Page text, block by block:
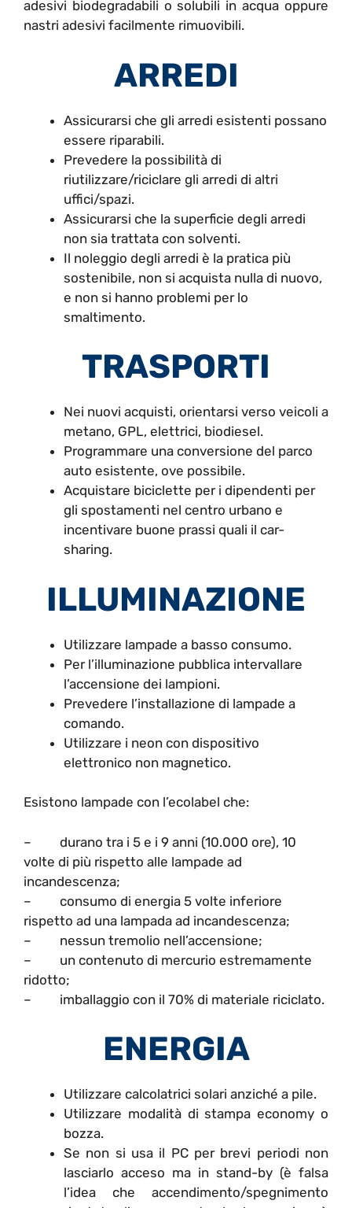
adesivi biodegradabili o solubili in acqua oppure
nastri adesivi facilmente rimuovibili.
ARREDI
Assicurarsi che gli arredi esistenti possano
essere riparabili.
Prevedere la possibilità di
riutilizzare/riciclare gli arredi di altri
uffici/spazi.
Assicurarsi che la superficie degli arredi
non sia trattata con solventi.
Il noleggio degli arredi è la pratica più
sostenibile, non si acquista nulla di nuovo,
e non si hanno problemi per lo
smaltimento.
TRASPORTI
Nei nuovi acquisti, orientarsi verso veicoli a
metano, GPL, elettrici, biodiesel.
Programmare una conversione del parco
auto esistente, ove possibile.
Acquistare biciclette per i dipendenti per
gli spostamenti nel centro urbano e
incentivare buone prassi quali il car-
sharing.
ILLUMINAZIONE
Utilizzare lampade a basso consumo.
Per l’illuminazione pubblica intervallare
l’accensione dei lampioni.
Prevedere l’installazione di lampade a
comando.
Utilizzare i neon con dispositivo
elettronico non magnetico.
Esistono lampade con l’ecolabel che:
– durano tra i 5 e i 9 anni (10.000 ore), 10
volte di più rispetto alle lampade ad
incandescenza;
– consumo di energia 5 volte inferiore
rispetto ad una lampada ad incandescenza;
– nessun tremolio nell’accensione;
– un contenuto di mercurio estremamente
ridotto;
– imballaggio con il 70% di materiale riciclato.
ENERGIA
Utilizzare calcolatrici solari anziché a pile.
Utilizzare modalità di stampa economy o
bozza.
Se non si usa il PC per brevi periodi non
lasciarlo acceso ma in stand-by (è falsa
l’idea che accendimento/spegnimento